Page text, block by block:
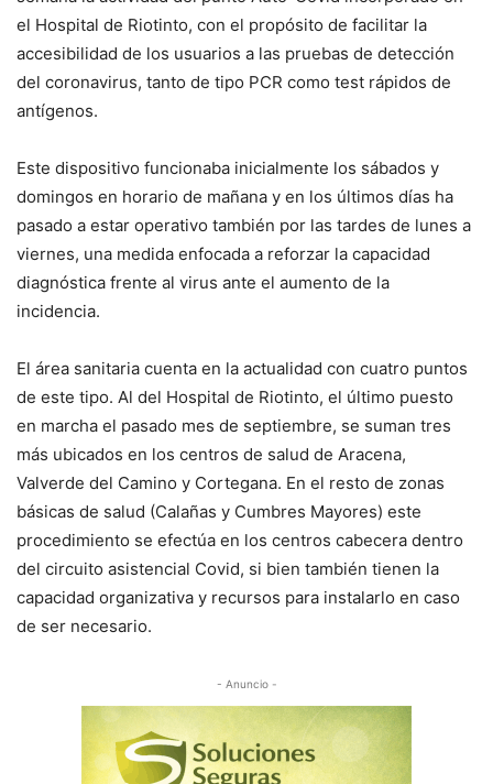
el Hospital de Riotinto, con el propósito de facilitar la
accesibilidad de los usuarios a las pruebas de detección
del coronavirus, tanto de tipo PCR como test rápidos de
antígenos.
Este dispositivo funcionaba inicialmente los sábados y
domingos en horario de mañana y en los últimos días ha
pasado a estar operativo también por las tardes de lunes a
viernes, una medida enfocada a reforzar la capacidad
diagnóstica frente al virus ante el aumento de la
incidencia.
El área sanitaria cuenta en la actualidad con cuatro puntos
de este tipo. Al del Hospital de Riotinto, el último puesto
en marcha el pasado mes de septiembre, se suman tres
más ubicados en los centros de salud de Aracena,
Valverde del Camino y Cortegana. En el resto de zonas
básicas de salud (Calañas y Cumbres Mayores) este
procedimiento se efectúa en los centros cabecera dentro
del circuito asistencial Covid, si bien también tienen la
capacidad organizativa y recursos para instalarlo en caso
de ser necesario.
- Anuncio -